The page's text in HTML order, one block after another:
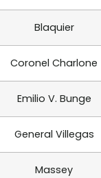
Blaquier
Coronel Charlone
Emilio V. Bunge
General Villegas
Massey